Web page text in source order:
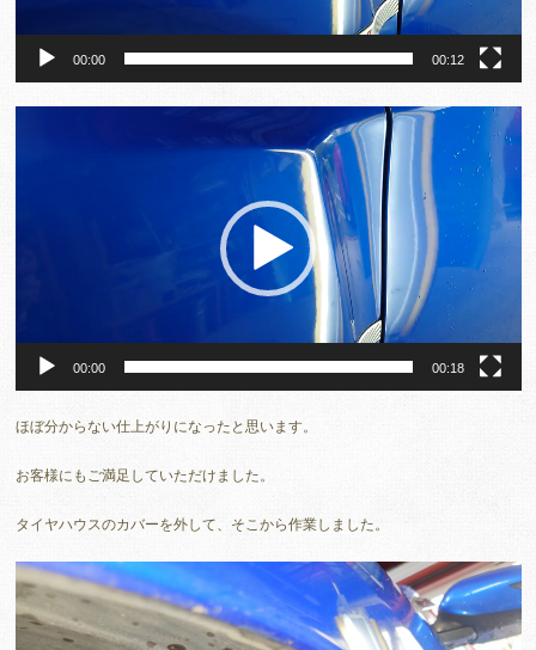
00:00 00:12
00:00 00:18
ほぼ分からない仕上がりになったと思います。
お客様にもご満足していただけました。
タイヤハウスのカバーを外して、そこから作業しました。